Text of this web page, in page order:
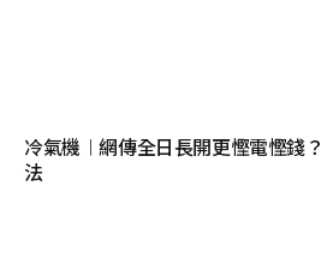
冷氣機︱網傳全日長開更慳電慳錢
法